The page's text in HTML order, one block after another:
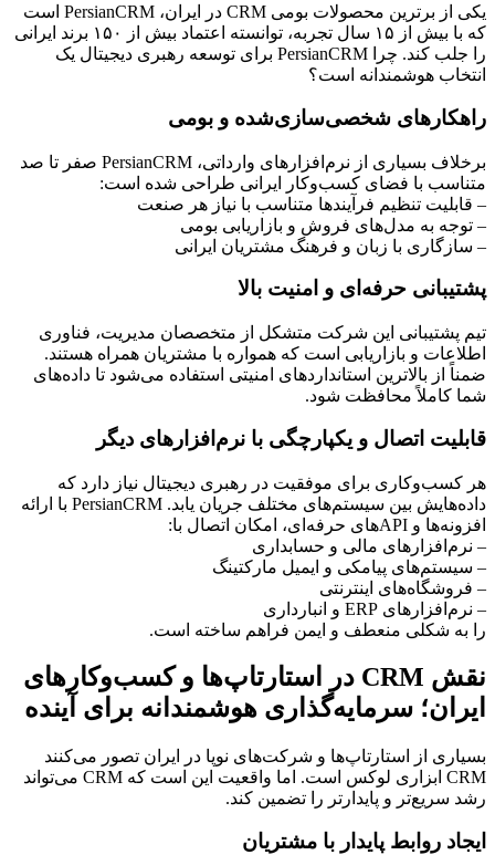
یکی از برترین محصولات بومی CRM در ایران، PersianCRM است
که با بیش از ۱۵ سال تجربه، توانسته اعتماد بیش از ۱۵۰ برند ایرانی
را جلب کند. چرا PersianCRM برای توسعه رهبری دیجیتال یک
انتخاب هوشمندانه است؟
راهکارهای شخصی‌سازی‌شده و بومی
برخلاف بسیاری از نرم‌افزارهای وارداتی، PersianCRM صفر تا صد
متناسب با فضای کسب‌وکار ایرانی طراحی شده است:
– قابلیت تنظیم فرآیندها متناسب با نیاز هر صنعت
– توجه به مدل‌های فروش و بازاریابی بومی
– سازگاری با زبان و فرهنگ مشتریان ایرانی
پشتیبانی حرفه‌ای و امنیت بالا
تیم پشتیبانی این شرکت متشکل از متخصصان مدیریت، فناوری
اطلاعات و بازاریابی است که همواره با مشتریان همراه هستند.
ضمناً از بالاترین استانداردهای امنیتی استفاده می‌شود تا داده‌های
شما کاملاً محافظت شود.
قابلیت اتصال و یکپارچگی با نرم‌افزارهای دیگر
هر کسب‌وکاری برای موفقیت در رهبری دیجیتال نیاز دارد که
داده‌هایش بین سیستم‌های مختلف جریان یابد. PersianCRM با ارائه
افزونه‌ها و APIهای حرفه‌ای، امکان اتصال با:
– نرم‌افزارهای مالی و حسابداری
– سیستم‌های پیامکی و ایمیل مارکتینگ
– فروشگاه‌های اینترنتی
– نرم‌افزارهای ERP و انبارداری
را به شکلی منعطف و ایمن فراهم ساخته است.
نقش CRM در استارتاپ‌ها و کسب‌وکارهای
ایران؛ سرمایه‌گذاری هوشمندانه برای آینده
بسیاری از استارتاپ‌ها و شرکت‌های نوپا در ایران تصور می‌کنند
CRM ابزاری لوکس است. اما واقعیت این است که CRM می‌تواند
رشد سریع‌تر و پایدارتر را تضمین کند.
ایجاد روابط پایدار با مشتریان